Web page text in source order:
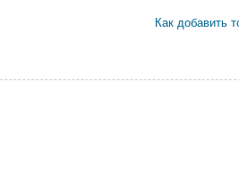
Как добавить